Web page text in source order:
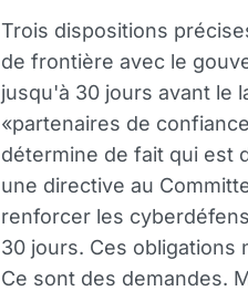
Trois dispositions
de frontière avec le
jusqu'à 30 jours avant le
«partenaires de
détermine de fait qui est
une directive au
renforcer les
30 jours. Ces obligations
Ce sont des demandes.